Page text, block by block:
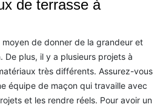
de terrasse à
de donner de la grandeur et
De plus, il y a plusieurs projets à
très différents. Assurez-vous
équipe de maçon qui travaille avec
et les rendre réels. Pour avoir un